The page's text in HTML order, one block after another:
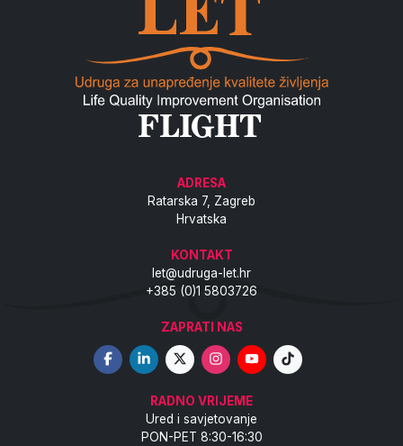
ADRESA
Ratarska 7, Zagreb
Hrvatska
KONTAKT
let@udruga-let.hr
+385 (0)1 5803726
ZAPRATI NAS
RADNO VRIJEME
Ured i savjetovanje
PON-PET 8:30-16:30